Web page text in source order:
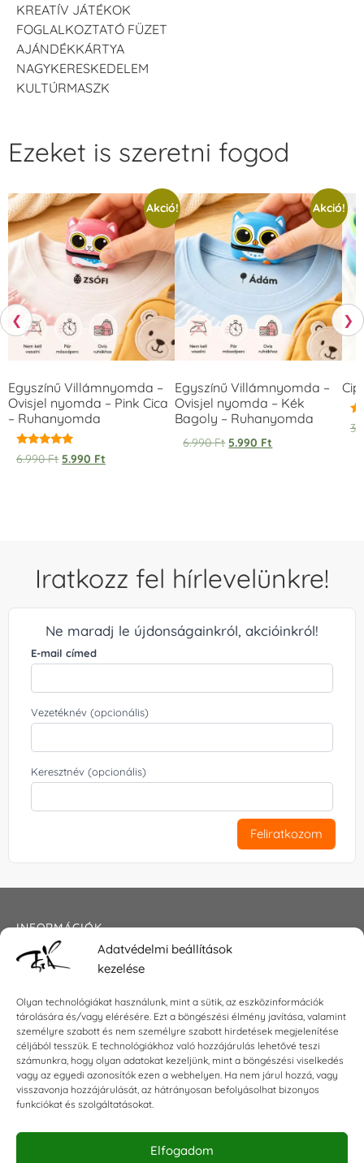
Adatvédelmi beállítások
kezelése
Olyan technológiákat használunk, mint a sütik, az eszközinformációk
tárolására és/vagy elérésére. Ezt a böngészési élmény javítása, valamint
személyre szabott és nem személyre szabott hirdetések megjelenítése
céljából tesszük. E technológiákhoz való hozzájárulás lehetővé teszi
számunkra, hogy olyan adatokat kezeljünk, mint a böngészési viselkedés
vagy az egyedi azonosítók ezen a webhelyen. Ha nem járul hozzá, vagy
visszavonja hozzájárulását, az hátrányosan befolyásolhat bizonyos
funkciókat és szolgáltatásokat.
Elfogadom
KREATÍV JÁTÉKOK
FOGLALKOZTATÓ FÜZET
AJÁNDÉKKÁRTYA
NAGYKERESKEDELEM
KULTÚRMASZK
❮
Ezeket is szeretni fogod
Akció!
Egyszínű Villámnyomda –
Ovisjel nyomda – Pink Cica
– Ruhanyomda
Értékelés:
5.00
6.990Ft 5.990 Ft
Akció!
Egyszínű Villámnyomda –
Ovisjel nyomda – Kék
Bagoly – Ruhanyomda
6.990Ft 5.990 Ft
❯
Iratkozz fel hírlevelünkre!
Ne maradj le újdonságainkról, akcióinkról!
E-mail címed
Vezetéknév (opcionális)
Keresztnév (opcionális)
Feliratkozom
INFORMÁCIÓK
Általános szerződési feltételek
Impresszum
KAPCSOLAT
E-mail:shop@torokszilvi.com
Telefon: +36 30 6767872